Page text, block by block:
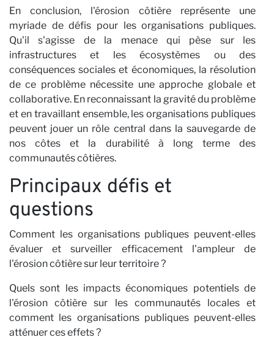
En conclusion, l'érosion côtière représente une
myriade de défis pour les organisations publiques.
Qu'il s'agisse de la menace qui pèse sur les
infrastructures et les écosystèmes ou des
conséquences sociales et économiques, la résolution
de ce problème nécessite une approche globale et
collaborative. En reconnaissant la gravité du problème
et en travaillant ensemble, les organisations publiques
peuvent jouer un rôle central dans la sauvegarde de
nos côtes et la durabilité à long terme des
communautés côtières.
Principaux défis et
questions
Comment les organisations publiques peuvent-elles
évaluer et surveiller efficacement l'ampleur de
l'érosion côtière sur leur territoire ?
Quels sont les impacts économiques potentiels de
l'érosion côtière sur les communautés locales et
comment les organisations publiques peuvent-elles
atténuer ces effets ?